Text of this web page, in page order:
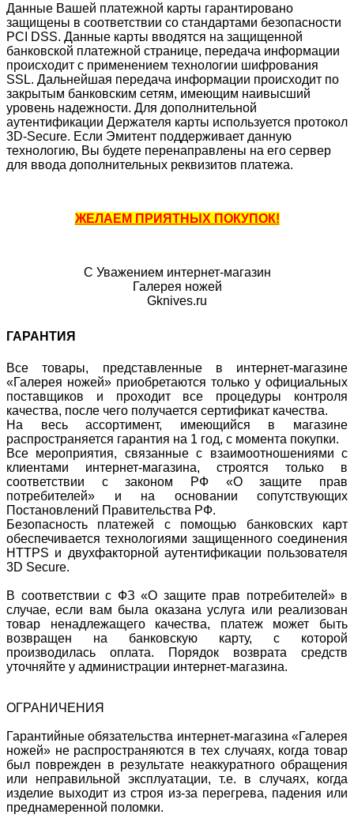
Данные Вашей платежной карты гарантировано
защищены в соответствии со стандартами безопасности
PCI DSS. Данные карты вводятся на защищенной
банковской платежной странице, передача информации
происходит с применением технологии шифрования
SSL. Дальнейшая передача информации происходит по
закрытым банковским сетям, имеющим наивысший
уровень надежности. Для дополнительной
аутентификации Держателя карты используется протокол
3D-Secure. Если Эмитент поддерживает данную
технологию, Вы будете перенаправлены на его сервер
для ввода дополнительных реквизитов платежа.
ЖЕЛАЕМ ПРИЯТНЫХ ПОКУПОК!
С Уважением интернет-магазин
Галерея ножей
Gknives.ru
ГАРАНТИЯ
Все товары, представленные в интернет-магазине
«Галерея ножей» приобретаются только у официальных
поставщиков и проходит все процедуры контроля
качества, после чего получается сертификат качества.
На весь ассортимент, имеющийся в магазине
распространяется гарантия на 1 год, с момента покупки.
Все мероприятия, связанные с взаимоотношениями с
клиентами интернет-магазина, строятся только в
соответствии с законом РФ «О защите прав
потребителей» и на основании сопутствующих
Постановлений Правительства РФ.
Безопасность платежей с помощью банковских карт
обеспечивается технологиями защищенного соединения
HTTPS и двухфакторной аутентификации пользователя
3D Secure.
В соответствии с ФЗ «О защите прав потребителей» в
случае, если вам была оказана услуга или реализован
товар ненадлежащего качества, платеж может быть
возвращен на банковскую карту, с которой
производилась оплата. Порядок возврата средств
уточняйте у администрации интернет-магазина.
ОГРАНИЧЕНИЯ
Гарантийные обязательства интернет-магазина «Галерея
ножей» не распространяются в тех случаях, когда товар
был поврежден в результате неаккуратного обращения
или неправильной эксплуатации, т.е. в случаях, когда
изделие выходит из строя из-за перегрева, падения или
преднамеренной поломки.